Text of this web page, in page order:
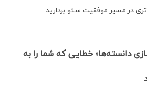
در مسیر موفقیت سئو بردارید.
دانسته‌ها؛ خطایی که شما را به